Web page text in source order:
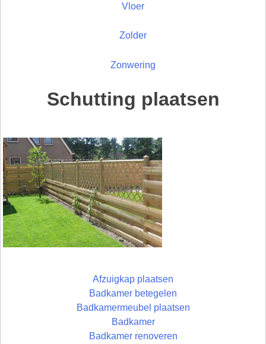
Vloer
Zolder
Zonwering
Schutting plaatsen
Afzuigkap plaatsen
Badkamer betegelen
Badkamermeubel plaatsen
Badkamer
Badkamer renoveren